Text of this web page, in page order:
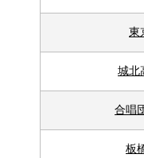
東
城
合唱
板